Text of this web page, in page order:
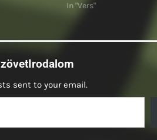
In "Vers"
sent to your email.